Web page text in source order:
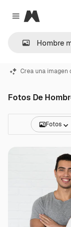
Close menu
Magnific
Crea una imagen
Fotos De
Fotos